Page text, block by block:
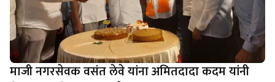
माजी नगरसेवक वसंत लेवे यांना अमितदादा कदम यांनी